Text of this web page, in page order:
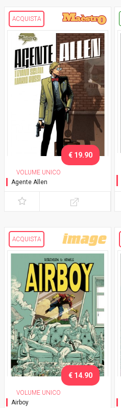
ACQUISTA
VOLUME UNICO
Agente Allen
€ 19.90
ACQUISTA
VOLUME UNICO
Airboy
€ 14.90